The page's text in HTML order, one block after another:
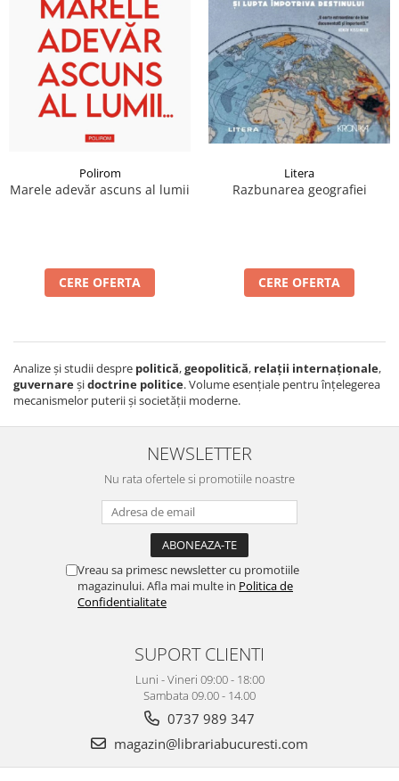
Polirom
Marele adevăr ascuns al lumii
CERE OFERTA
Litera
Razbunarea geografiei
CERE OFERTA
Analize și studii despre politică,geopolitică, relații internaționale,
guvernareșidoctrine politice. Volume esențiale pentru înțelegerea
mecanismelor puterii și societății moderne.
NEWSLETTER
Nu rata ofertele si promotiile noastre
Vreau sa primesc newsletter cu promotiile
magazinului. Afla mai multe in Politica de
Confidentialitate
SUPORT CLIENTI
Luni - Vineri 09:00 - 18:00
Sambata 09.00 - 14.00
0737 989 347
magazin@librariabucuresti.com